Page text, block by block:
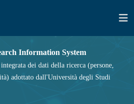
Information System
dei dati della ricerca (persone,
adottato dall'Università degli Studi